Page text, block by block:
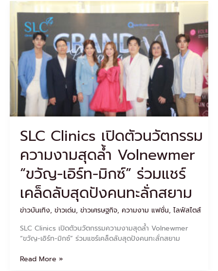
SLC Clinics เปิดตัวนวัตกรรม
ความงามสุดล้ำ Volnewmer
“ขวัญ-เอิร์ท-มิกซ์” ร่วมแชร์
เคล็ดลับสุดปังคนทะลั่กสยาม
ข่าวบันเทิง, ข่าวเด่น, ข่าวเศรษฐกิจ, ความงาม แฟชั่น, ไลฟ์สไตส์
SLC Clinics เปิดตัวนวัตกรรมความงามสุดล้ำ Volnewmer
“ขวัญ-เอิร์ท-มิกซ์” ร่วมแชร์เคล็ดลับสุดปังคนทะลั่กสยาม
SLC
Clinics
เปิด
ตัว
นวัตกรรม
ความ
งาม
สุด
ล้ำ
Volnewmer
“ขวัญ-
เอิร์ท-
มิกซ์”
ร่วม
เคล็ด
ลับ
สุด
ปัง
คน
ทะ
สยาม
Read More »